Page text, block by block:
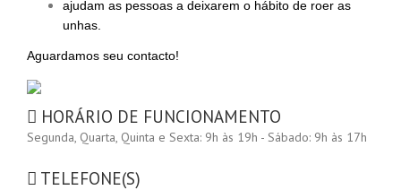
ajudam as pessoas a deixarem o hábito de roer as
unhas.
Aguardamos seu contacto!
HORÁRIO DE FUNCIONAMENTO
Segunda, Quarta, Quinta e Sexta: 9h às 19h - Sábado: 9h às 17h
TELEFONE(S)